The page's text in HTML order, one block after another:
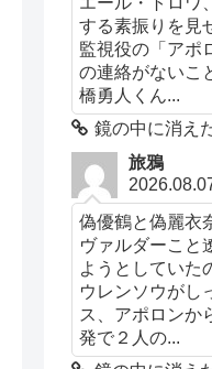
する素振りを見
監視役の「アポ
の連絡がないこ
橋勇人くん...
鏡の中に消え
旅鴉
偽優鶴と偽麗衣
ヴァルダーこと
ようとしていた
ウレンソウがし
ス、アポロンか
発で２人の...